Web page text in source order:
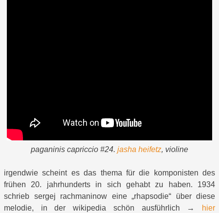
paganinis capriccio #24. jasha heifetz, violine
irgendwie scheint es das thema für die komponisten des
frühen 20. jahrhunderts in sich gehabt zu haben. 1934
schrieb sergej rachmaninow eine „rhapsodie“ über diese
melodie, in der wikipedia schön ausführlich →
hier